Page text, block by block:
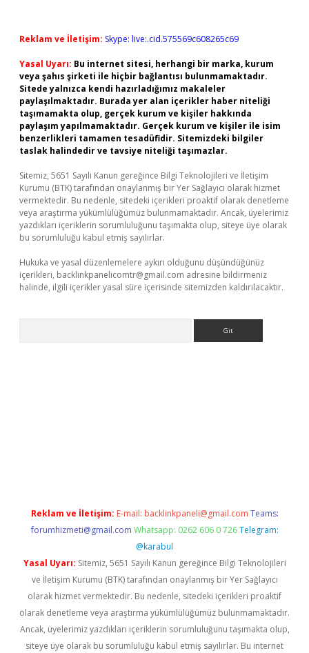
Reklam ve İletişim: Skype: live:.cid.575569c608265c69
Yasal Uyarı: Bu internet sitesi, herhangi bir marka, kurum
veya şahıs şirketi ile hiçbir bağlantısı bulunmamaktadır.
Sitede yalnızca kendi hazırladığımız makaleler
paylaşılmaktadır. Burada yer alan içerikler haber niteliği
taşımamakta olup, gerçek kurum ve kişiler hakkında
paylaşım yapılmamaktadır. Gerçek kurum ve kişiler ile isim
benzerlikleri tamamen tesadüfidir. Sitemizdeki bilgiler
taslak halindedir ve tavsiye niteliği taşımazlar.
Sitemiz, 5651 Sayılı Kanun gereğince Bilgi Teknolojileri ve İletişim
Kurumu (BTK) tarafından onaylanmış bir Yer Sağlayıcı olarak hizmet
vermektedir. Bu nedenle, sitedeki içerikleri proaktif olarak denetleme
veya araştırma yükümlülüğümüz bulunmamaktadır. Ancak, üyelerimiz
yazdıkları içeriklerin sorumluluğunu taşımakta olup, siteye üye olarak
bu sorumluluğu kabul etmiş sayılırlar.
Hukuka ve yasal düzenlemelere aykırı olduğunu düşündüğünüz
içerikleri, backlinkpanelicomtr@gmail.com adresine bildirmeniz
halinde, ilgili içerikler yasal süre içerisinde sitemizden kaldırılacaktır.
Reklam ve İletişim: E-mail: backlinkpaneli@gmail.com Teams:
forumhizmeti@gmail.com Whatsapp: 0262 606 0 726 Telegram:
@karabul
Yasal Uyarı: Sitemiz, 5651 Sayılı Kanun gereğince Bilgi Teknolojileri
ve İletişim Kurumu (BTK) tarafından onaylanmış bir Yer Sağlayıcı
olarak hizmet vermektedir. Bu nedenle, sitedeki içerikleri proaktif
olarak denetleme veya araştırma yükümlülüğümüz bulunmamaktadır.
Ancak, üyelerimiz yazdıkları içeriklerin sorumluluğunu taşımakta olup,
siteye üye olarak bu sorumluluğu kabul etmiş sayılırlar. Bu internet